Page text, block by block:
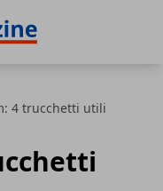
4 trucchetti utili